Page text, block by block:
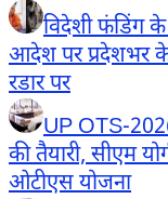
विदेशी फंडिंग
आदेश पर प्रदेशभर
रडार पर
UP OTS-
की तैयारी, सीएम
ओटीएस योजना